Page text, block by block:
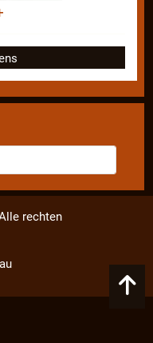
rechten